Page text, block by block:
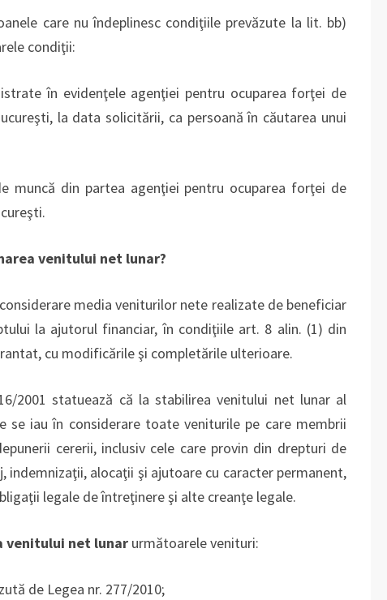
care nu îndeplinesc condiţiile prevăzute la lit. bb)
condiţii:
în evidenţele agenţiei pentru ocuparea forţei de
la data solicitării, ca persoană în căutarea unui
muncă din partea agenţiei pentru ocuparea forţei de
venitului net lunar?
media veniturilor nete realizate de beneficiar
la ajutorul financiar, în condiţiile art. 8 alin. (1) din
cu modificările şi completările ulterioare.
2001 statuează că la stabilirea venitului net lunar al
se iau în considerare toate veniturile pe care membrii
cererii, inclusiv cele care provin din drepturi de
indemnizaţii, alocaţii şi ajutoare cu caracter permanent,
legale de întreţinere şi alte creanţe legale.
venitului net lunar următoarele venituri:
de Legea nr. 277/2010;